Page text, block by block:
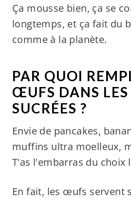
Ça mousse bien, ça se
longtemps, et ça fait du
comme à la planète.
PAR QUOI
ŒUFS DANS LES
SUCRÉES ?
Envie de pancakes,
muffins ultra moelleux,
T'as l'embarras du choix
En fait, les œufs servent